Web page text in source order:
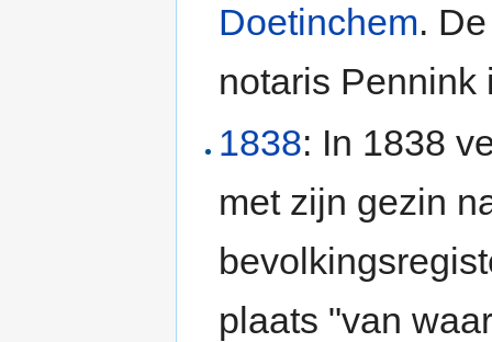
Doetinchem.
notaris
1838: In 1838
met zijn gezin
plaats "van